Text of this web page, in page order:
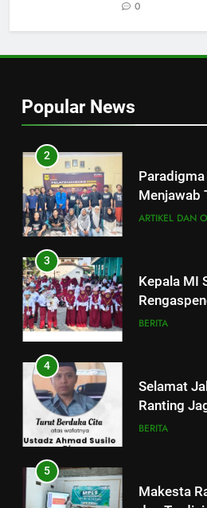
0
Popular News
ASWAJA di
ARTIKEL DAN
3
Kepala MI
Madrasah
BERITA
4
Selamat
Ranting
Susilo
BERITA
5
Makesta
dan
lingkungan
BANOM
6
5
Makesta